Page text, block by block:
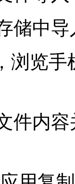
储中
浏览
件内